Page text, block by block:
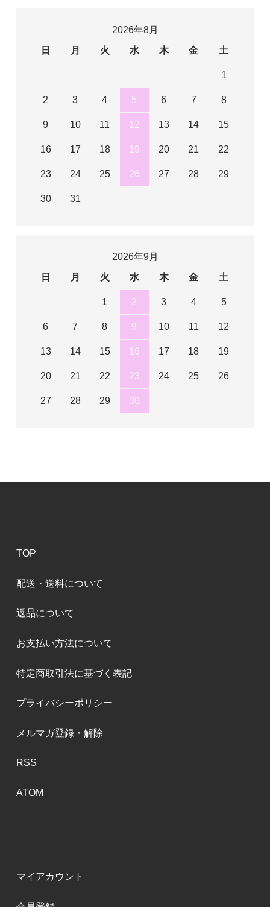
2026年8月
日
月 火 水 木 金 土
1
2 3 4 5 6 7 8
9 10 11 12 13 14 15
16 17 18 19 20 21 22
23 24 25 26 27 28 29
30 31
2026年9月
日
月 火 水 木 金 土
1 2 3 4 5
6 7 8 9 10 11 12
13 14 15 16 17 18 19
20 21 22 23 24 25 26
27 28 29 30
TOP
配送・送料について
返品について
お支払い方法について
特定商取引法に基づく表記
プライバシーポリシー
メルマガ登録・解除
RSS
ATOM
マイアカウント